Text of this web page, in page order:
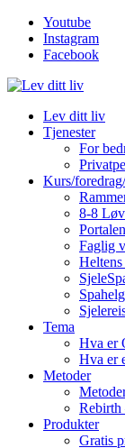
Youtube
Instagram
Facebook
Lev ditt liv
Tjenester
For
Kurs/
8-8
Portalen
Faglig
Heltens
Tema
Hva er
Hva er
Metoder
Rebirth
Produkter
Gratis